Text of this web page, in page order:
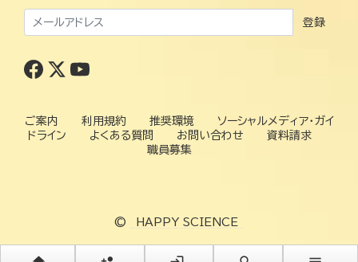
登録
ご案内 利用規約 推奨環境
ソーシャルメディア・ガイ
ドライン
よくある質問 お問い合わせ
資料請求
職員募集
© HAPPY SCIENCE